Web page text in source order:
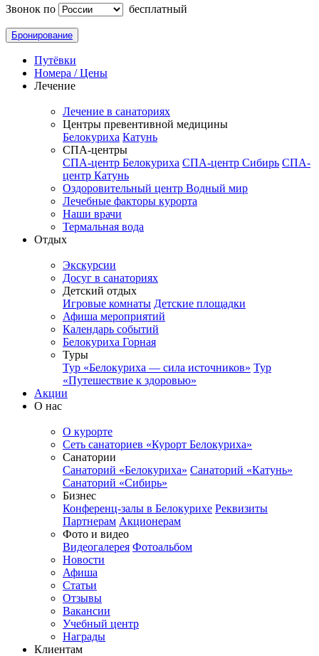
Звонок по
бесплатный
Бронирование
Путёвки
Номера / Цены
Лечение
Лечение в санаториях
Центры превентивной медицины
Белокуриха Катунь
СПА-центры
СПА-центр Белокуриха СПА-центр Сибирь СПА-
центр Катунь
Оздоровительный центр Водный мир
Лечебные факторы курорта
Наши врачи
Термальная вода
Отдых
Экскурсии
Досуг в санаториях
Детский отдых
Игровые комнаты Детские площадки
Афиша мероприятий
Календарь событий
Белокуриха Горная
Туры
Тур «Белокуриха — сила источников» Тур
«Путешествие к здоровью»
Акции
О нас
О курорте
Сеть санаториев «Курорт Белокуриха»
Санатории
Санаторий «Белокуриха» Санаторий «Катунь»
Санаторий «Сибирь»
Бизнес
Конференц-залы в Белокурихе Реквизиты
Партнерам Акционерам
Фото и видео
Видеогалерея Фотоальбом
Новости
Афиша
Статьи
Отзывы
Вакансии
Учебный центр
Награды
Клиентам